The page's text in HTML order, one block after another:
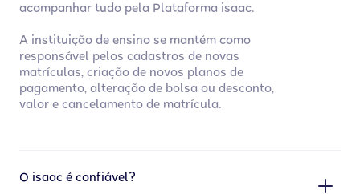
acompanhar tudo pela Plataforma isaac.
A instituição de ensino se mantém como
responsável pelos cadastros de novas
matrículas, criação de novos planos de
pagamento, alteração de bolsa ou desconto,
valor e cancelamento de matrícula.
O isaac é confiável?